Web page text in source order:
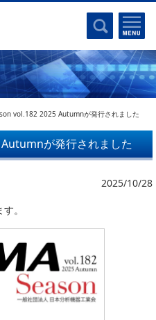
産業のフロンティア
vol.182 2025 Autumnが発行されました
が発行されました
2025/10/28
。